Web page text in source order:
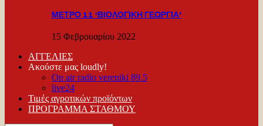
ΜΕΤΡΟ 11 ‘ΒΙΟΛΟΓΙΚΗ ΓΕΩΡΓΙΑ’
15 Φεβρουαρίου 2022
ΑΓΓΕΛΙΕΣ
Ακούστε μας loudly!
On air radio vereniki 89.5
live24
Τιμές αγροτικών προϊόντων
ΠΡΟΓΡΑΜΜΑ ΣΤΑΘΜΟΥ